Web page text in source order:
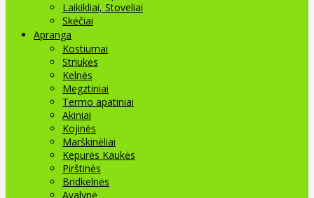
Laikikliai, Stoveliai
Skėčiai
Apranga
Kostiumai
Striukės
Kelnės
Megztiniai
Termo apatiniai
Akiniai
Kojinės
Marškinėliai
Kepurės Kaukės
Pirštinės
Bridkelnės
Avalynė